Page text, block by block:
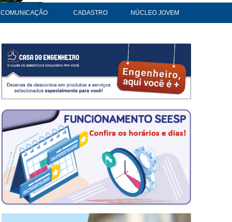
COMUNICAÇÃO CADASTRO NÚCLEO JOVEM